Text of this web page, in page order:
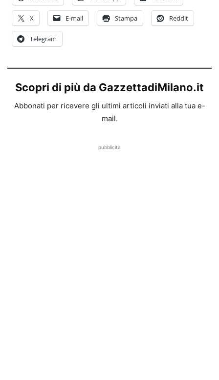
X E-mail Stampa Reddit
Telegram
Scopri di più da GazzettadiMilano.it
Abbonati per ricevere gli ultimi articoli inviati alla tua e-
mail.
pubblicità